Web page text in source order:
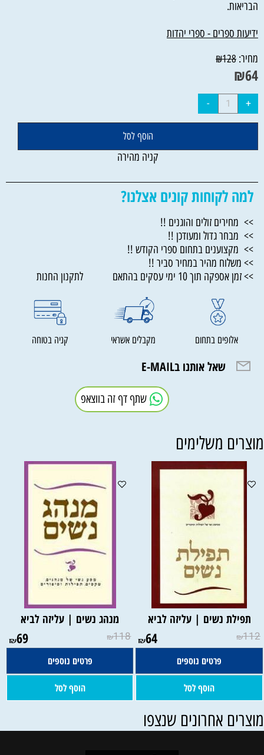
הבריאות.
ידיעות ספרים - ספרי יהדות
מחיר:
₪128
₪64
הוסף לסל
קניה מהירה
למה לקוחות קונים אצלנו?
>> מחירים זולים והוגנים !!
>> מבחר גדול ומעודכן !!
>> מקצוענים בתחום ספרי הקודש !!
>> משלוח מהיר במחיר סביר !!
>> זמן אספקה תוך 10 ימי עסקים בהתאם לתקנון החנות
אלופים בתחום מקבלים אשראי קניה בטוחה
שאל אותנו בE-MAIL
שתף דף זה בווצאפ
משלימים
תפילת נשים | עליזה לביא
₪112
₪64
פרטים נוספים
הוסף לסל
מנהג נשים | עליזה לביא
₪118
₪69
פרטים נוספים
הוסף לסל
אחרונים שנצפו